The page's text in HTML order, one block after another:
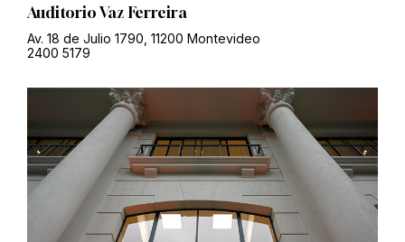
Auditorio Vaz Ferreira
Av. 18 de Julio 1790, 11200 Montevideo
2400 5179